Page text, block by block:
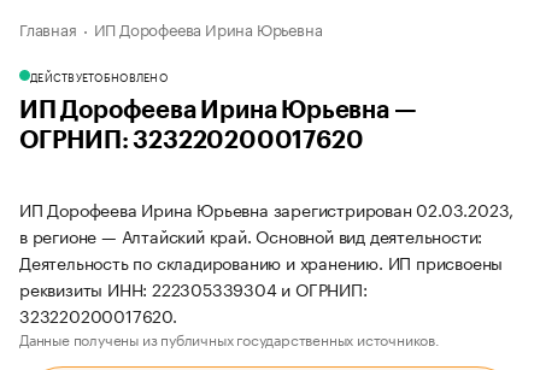
Главная ИП Дорофеева Ирина Юрьевна
ДЕЙСТВУЕТОБНОВЛЕНО
ИП Дорофеева Ирина Юрьевна —
ОГРНИП: 323220200017620
ИП Дорофеева Ирина Юрьевна зарегистрирован 02.03.2023,
в регионе — Алтайский край. Основной вид деятельности:
Деятельность по складированию и хранению. ИП присвоены
реквизиты ИНН: 222305339304 и ОГРНИП:
323220200017620.
Данные получены из публичных государственных источников.